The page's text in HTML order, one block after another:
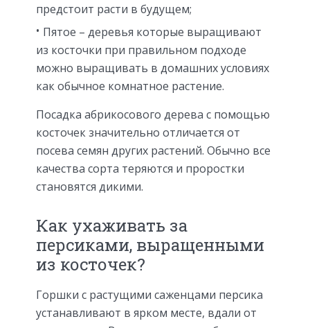
предстоит расти в будущем;
Пятое – деревья которые выращивают
из косточки при правильном подходе
можно выращивать в домашних условиях
как обычное комнатное растение.
Посадка абрикосового дерева с помощью
косточек значительно отличается от
посева семян других растений. Обычно все
качества сорта теряются и проростки
становятся дикими.
Как ухаживать за
персиками, выращенными
из косточек?
Горшки с растущими саженцами персика
устанавливают в ярком месте, вдали от